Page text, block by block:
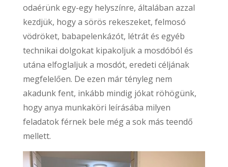
odaérünk egy-egy helyszínre, általában azzal
kezdjük, hogy a sörös rekeszeket, felmosó
vödröket, babapelenkázót, létrát és egyéb
technikai dolgokat kipakoljuk a mosdóból és
utána elfoglaljuk a mosdót, eredeti céljának
megfelelően. De ezen már tényleg nem
akadunk fent, inkább mindig jókat röhögünk,
hogy anya munkaköri leírásába milyen
feladatok férnek bele még a sok más teendő
mellett.